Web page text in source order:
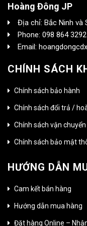
Hoàng Đông JP
Địa chỉ: Bắc Ninh và
Phone: 098 864 3292
Email:
CHÍNH SÁCH
Chính sách bảo hành
Chính sách đổi trả /
Chính sách vận chuyển
Chính sách bảo mật
HƯỚNG DẪN
Cam kết bán hàng
Hướng dẫn mua hàng
Đặt hàng Online –